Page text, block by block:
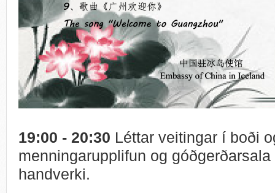
19:00 - 20:30 Léttar veitingar í boði
menningarupplifun og
handverki.